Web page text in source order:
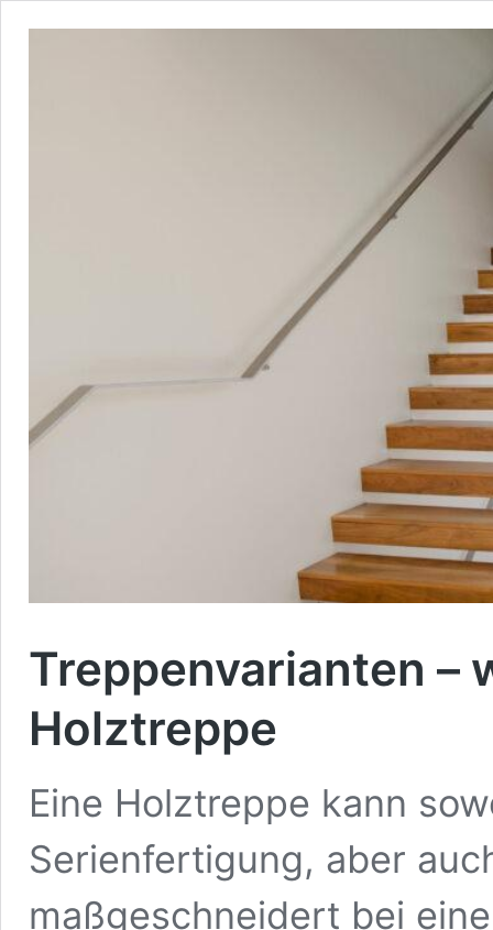
Treppenvarianten –
Holztreppe
Eine Holztreppe kann
Serienfertigung, aber
maßgeschneidert bei